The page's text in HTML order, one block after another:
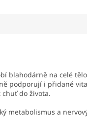
blahodárně na celé
podporují i přidané
do života.
metabolismus a